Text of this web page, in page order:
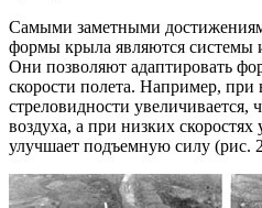
Самыми заметными
формы крыла являются системы
Они позволяют адаптировать
скорости полета. Например, при
стреловидности увеличивается,
воздуха, а при низких скоростях
улучшает подъемную силу (рис.